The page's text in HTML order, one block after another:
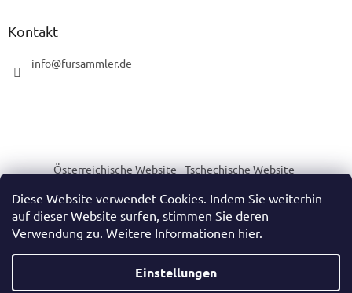
Diese Website verwendet Cookies. Indem Sie weiterhin
auf dieser Website surfen, stimmen Sie deren
Verwendung zu. Weitere Informationen hier.
Einstellungen
Kontakt
info@fursammler.de
Österreichische Website Tschechische Website